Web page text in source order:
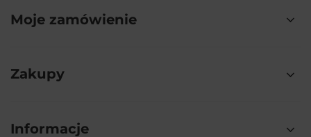
Moje zamówienie
Zakupy
Informacje